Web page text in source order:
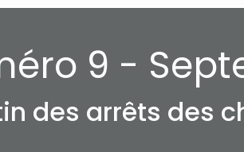
9 -
des arrêts des